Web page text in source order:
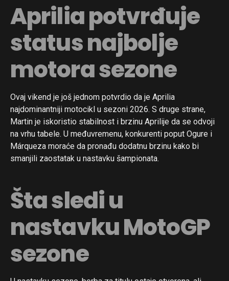
Aprilia potvrđuje
status najbolje
motora sezone
Ovaj vikend je još jednom potvrdio da je Aprilia
najdominantniji motocikl u sezoni 2026. S druge strane,
Martin je iskoristio stabilnost i brzinu Aprilije da se odvoji
na vrhu tabele. U međuvremenu, konkurenti poput Ogure i
Márqueza moraće da pronađu dodatnu brzinu kako bi
smanjili zaostatak u nastavku šampionata.
Šta sledi u
nastavku MotoGP
sezone